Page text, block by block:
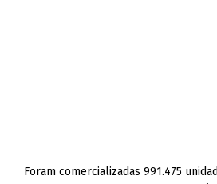
Foram comercializadas 991.475